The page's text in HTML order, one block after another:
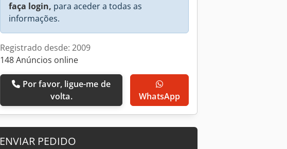
faça login, para aceder a todas as
informações.
Registrado desde: 2009
148 Anúncios online
volta.
WhatsApp
ENVIAR PEDIDO